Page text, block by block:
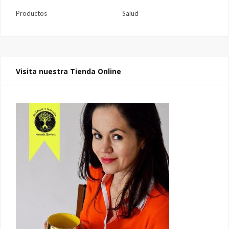
Productos Salud
Visita nuestra Tienda Online